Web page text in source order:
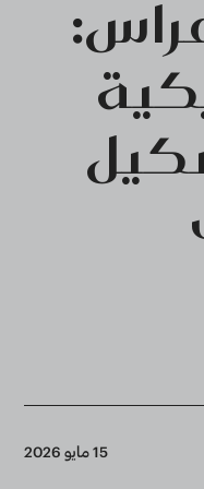
15 مايو 2026